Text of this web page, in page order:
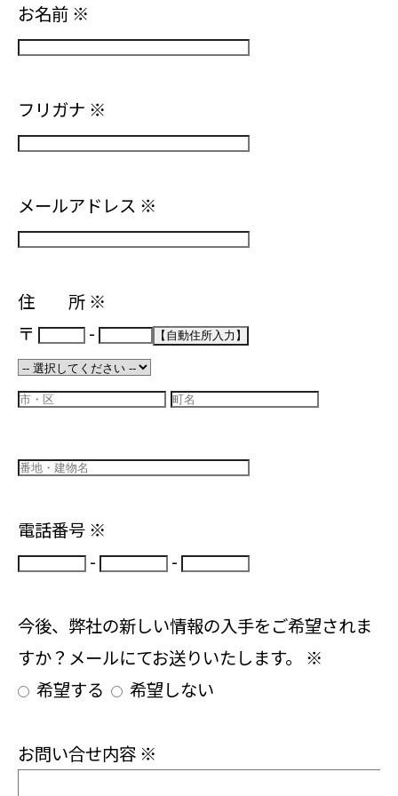
お名前 ※
フリガナ ※
メールアドレス ※
住 所 ※
〒
-
電話番号 ※
-
-
今後、弊社の新しい情報の入手をご希望されま
すか？メールにてお送りいたします。 ※
希望する
希望しない
お問い合せ内容 ※